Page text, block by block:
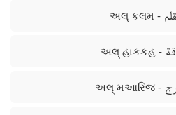
- અલ્ કલમ
- અલ્ હાકકહ
- અલ્ મઆરિજ